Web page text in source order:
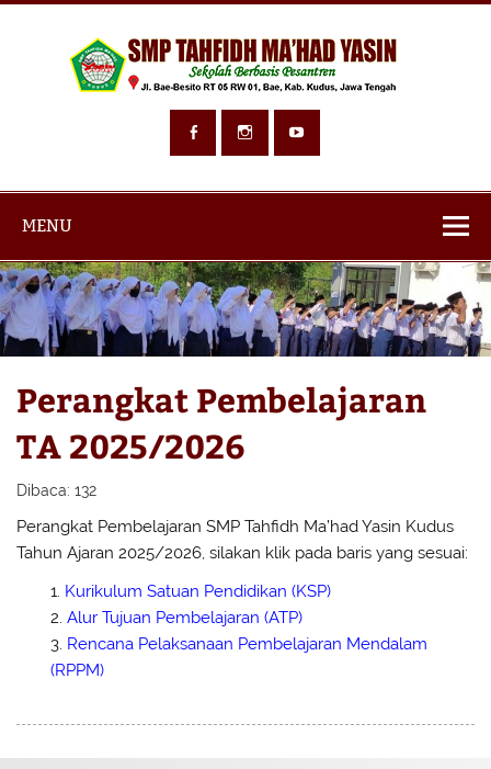
Skip
Sekolah Berbasis Pesantren
MENU
Perangkat Pembelajaran
TA 2025/2026
Dibaca: 132
Perangkat Pembelajaran SMP Tahfidh Ma’had Yasin Kudus
Tahun Ajaran 2025/2026, silakan klik pada baris yang sesuai:
Kurikulum Satuan Pendidikan (KSP)
Alur Tujuan Pembelajaran (ATP)
Rencana Pelaksanaan Pembelajaran Mendalam
(RPPM)